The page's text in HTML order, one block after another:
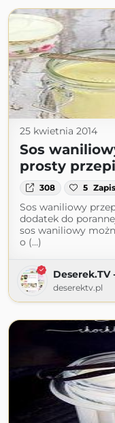
25 kwietnia 2014
Sos
prosty
308 5
Sos waniliowy
dodatek do
sos waniliowy
o (...)
Deserek.TV
deserektv.pl